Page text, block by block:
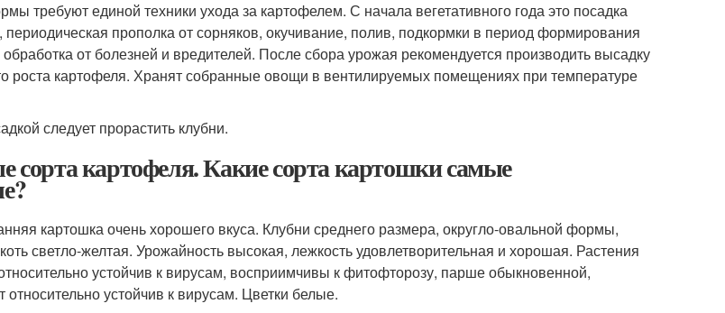
требуют единой техники ухода за картофелем. С начала вегетативного года это посадка
периодическая прополка от сорняков, окучивание, полив, подкормки в период формирования
от болезней и вредителей. После сбора урожая рекомендуется производить высадку
роста картофеля. Хранят собранные овощи в вентилируемых помещениях при температуре
следует прорастить клубни.
сорта картофеля. Какие сорта картошки самые
картошка очень хорошего вкуса. Клубни среднего размера, округло-овальной формы,
светло-желтая. Урожайность высокая, лежкость удовлетворительная и хорошая. Растения
устойчив к вирусам, восприимчивы к фитофторозу, парше обыкновенной,
относительно устойчив к вирусам. Цветки белые.